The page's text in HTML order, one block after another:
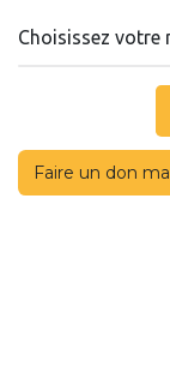
Choisissez votre
F​​​​​​​​aire un don